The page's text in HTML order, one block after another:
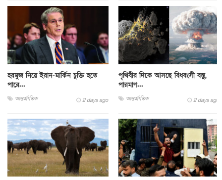
হরমুজ নিয়ে ইরান-মার্কিন চুক্তি হতে
পারে...
আন্তর্জাতিক 2 days ago
পৃথিবীর দিকে আসছে বিধ্বংসী বস্তু,
পারমাণ...
আন্তর্জাতিক 2 days ago